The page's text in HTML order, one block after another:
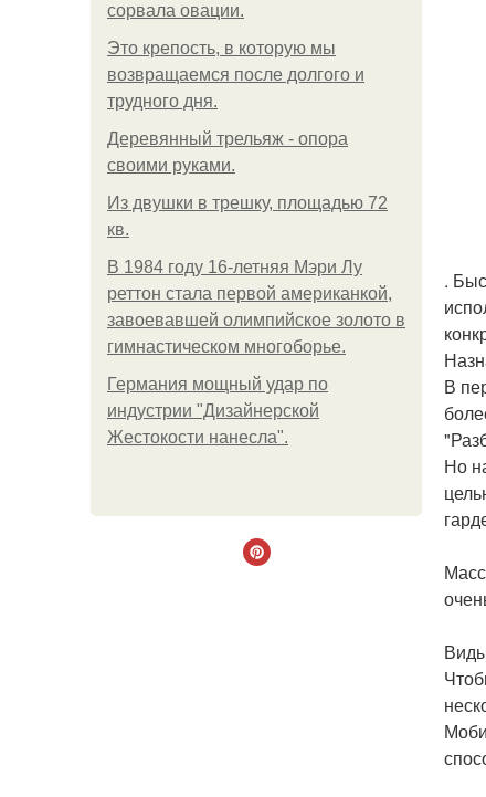
сорвала овации.
Это крепость, в которую мы
возвращаемся после долгого и
трудного дня.
Деревянный трельяж - опора
своими руками.
Из двушки в трешку, площадью 72
кв.
В 1984 году 16-летняя Мэри Лу
реттон стала первой американкой,
завоевавшей олимпийское золото в
гимнастическом многоборье.
Германия мощный удар по
индустрии "Дизайнерской
Жестокости нанесла".
.
В
Но